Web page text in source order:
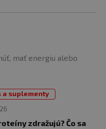
mať energiu alebo
a suplementy
zdražujú? Čo sa